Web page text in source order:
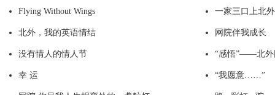
Flying Without Wings 一家三口上北外
北外，我的英语情结 网院伴我成长
没有情人的情人节 “感悟”——北外
幸 运 “我愿意……”